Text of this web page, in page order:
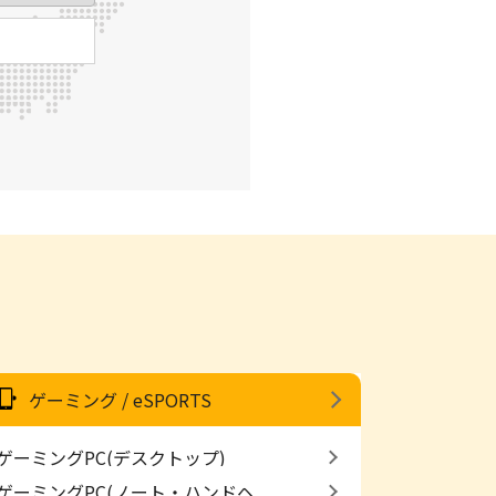
ゲーミング / eSPORTS
ーミングPC(デスクトップ)